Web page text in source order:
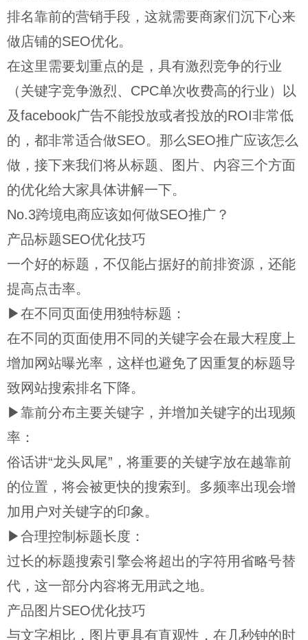
排名靠前的营销手段，这就需要商家们沉下心来
做店铺的SEO优化。
在这里需要划重点的是，具有激烈竞争的行业
（关键字竞争激烈、CPC单次收费高的行业）以
及facebook广告不能投放或者投放的ROI非常低
的，都非常适合做SEO。那么SEO推广应该怎么
做，接下来我们将从标题、图片、内容三个方面
的优化给大家具体讲解一下。
No.3跨境电商应该如何做SEO推广？
产品标题SEO优化技巧
一个好的标题，不仅能占据好的前排资源，还能
提高点击率。
▶在不同页面使用独特标题：
在不同的页面使用不同的关键字会在最大程度上
增加网站曝光率，这样也避免了因重复的标题导
致网站搜索排名下降。
▶靠前分布主要关键字，并增加关键字的出现频
率：
俗话讲“龙头凤尾”，将重要的关键字放在越靠前
的位置，将会被更快的搜索到。多频率出现会增
加用户对关键字的印象。
▶合理控制标题长度：
过长的标题搜索引擎会将超出的字符用省略号替
代，这一部分内容将无用武之地。
产品图片SEO优化技巧
与文字相比，图片更具有直观性，在几秒钟的时